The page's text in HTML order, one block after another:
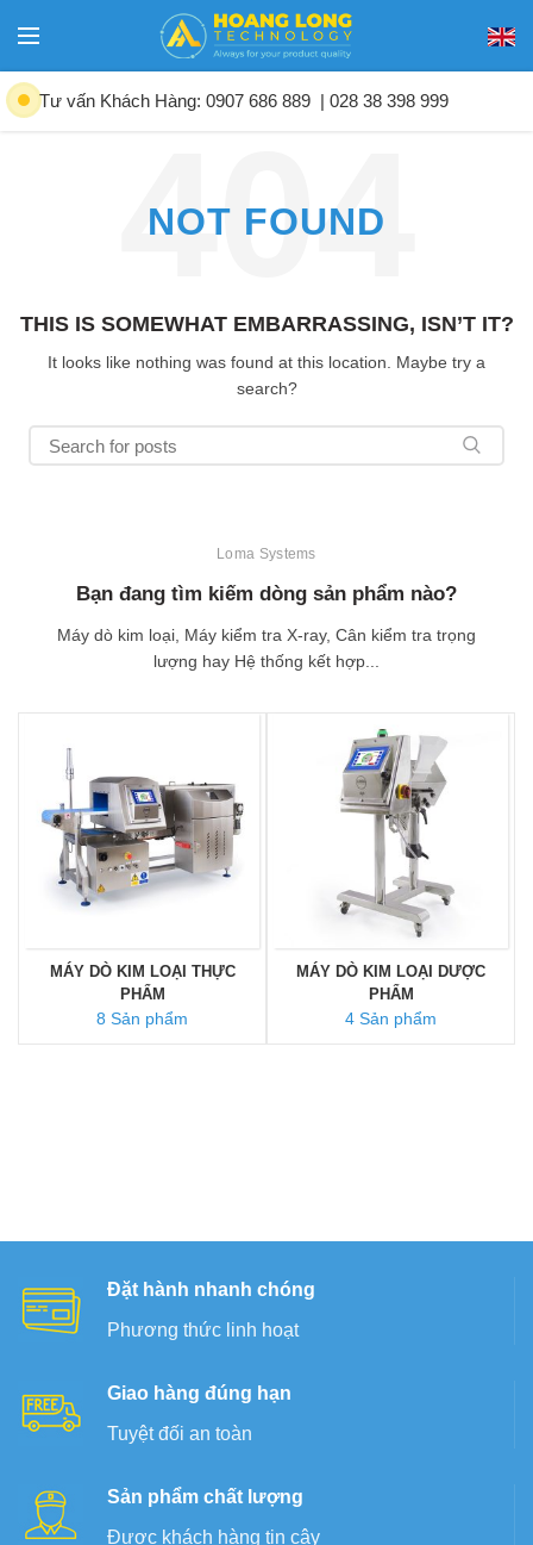
Tư vấn Khách Hàng: 0907 686 889 | 028 38 398 999
NOT FOUND
THIS IS SOMEWHAT EMBARRASSING, ISN’T IT?
It looks like nothing was found at this location. Maybe try a
search?
Loma Systems
Bạn đang tìm kiếm dòng sản phẩm nào?
Máy dò kim loại, Máy kiểm tra X-ray, Cân kiểm tra trọng
lượng hay Hệ thống kết hợp...
MÁY DÒ KIM LOẠI THỰC
PHẨM
8 Sản phẩm
MÁY DÒ KIM LOẠI DƯỢC
PHẨM
4 Sản phẩm
Đặt hành nhanh chóng
Phương thức linh hoạt
Giao hàng đúng hạn
Tuyệt đối an toàn
Sản phẩm chất lượng
Được khách hàng tin cậy